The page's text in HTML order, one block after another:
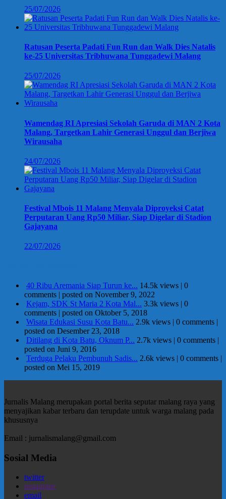
25/07/2026
Ratusan Peserta Padati Fun Run dan Walk Dies Natalis
ke-25 Universitas Tribhuwana Tunggadewi Malang
25/07/2026
Wamendag RI Apresiasi Sekolah Garuda di MAN 2 Kota
Malang, Targetkan Lahir Generasi Unggul dan Berjiwa
Wirausaha
24/07/2026
Festival Mbois 11 Malang Menyala Diproyeksi Catat
Perputaran Uang Rp50 Miliar, Siap Digelar di Stadion
Gajayana
22/07/2026
40 Ribu Aremania Siap Turun ke... 14.5k views | 0
comments | posted on November 9, 2022
Kejam, SDK St Maria 2 Kota Mal... 3.3k views | 0
comments | posted on Oktober 5, 2018
Wisata Edukasi Susu Kota Batu... 2.9k views | 0 comments |
posted on Desember 23, 2018
Ditilang di Kota Batu, Oknum P... 2.7k views | 0 comments |
posted on Juni 9, 2016
Terduga Pelaku Pembunuh Sadis... 2.6k views | 0 comments |
posted on Mei 15, 2019
Jurnalis Malang merupakan portal berita seputar malang raya yang
menyajikan kabar terbaru dan terupdate untuk warga malang pada
khususnya
Email : jurnalismalang@gmail.com
Sosial Media
twitter
instagram
email